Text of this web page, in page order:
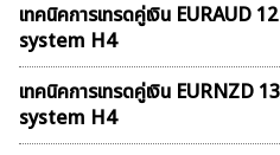
เทคนิคการเทรดคู่เงิน EURAUD
system H4
เทคนิคการเทรดคู่เงิน EURNZD
system H4